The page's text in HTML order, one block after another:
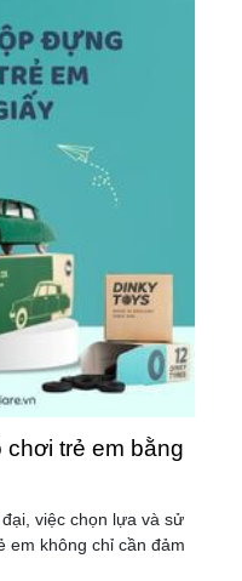
trẻ em bằng
việc chọn lựa và sử
em không chỉ cần đảm